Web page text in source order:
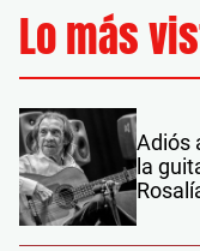
Lo más
Adiós
la